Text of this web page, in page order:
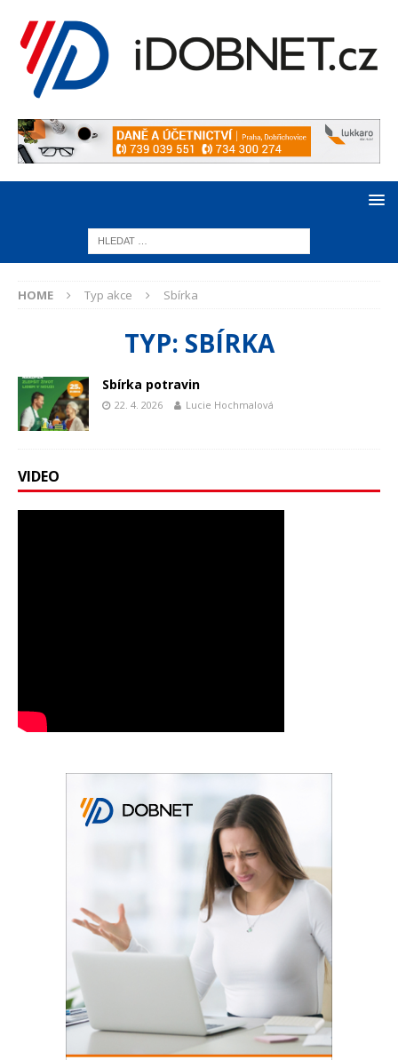
HOME Typ akce Sbírka
TYP: SBÍRKA
Sbírka potravin
22. 4. 2026 Lucie Hochmalová
VIDEO